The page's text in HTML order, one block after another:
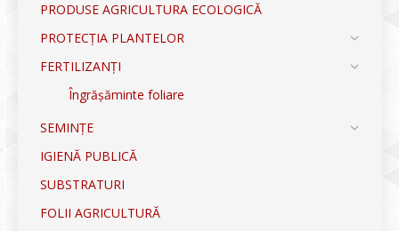
PRODUSE AGRICULTURA ECOLOGICĂ
PROTECȚIA PLANTELOR
FERTILIZANȚI
Îngrășăminte foliare
SEMINȚE
IGIENĂ PUBLICĂ
SUBSTRATURI
FOLII AGRICULTURĂ